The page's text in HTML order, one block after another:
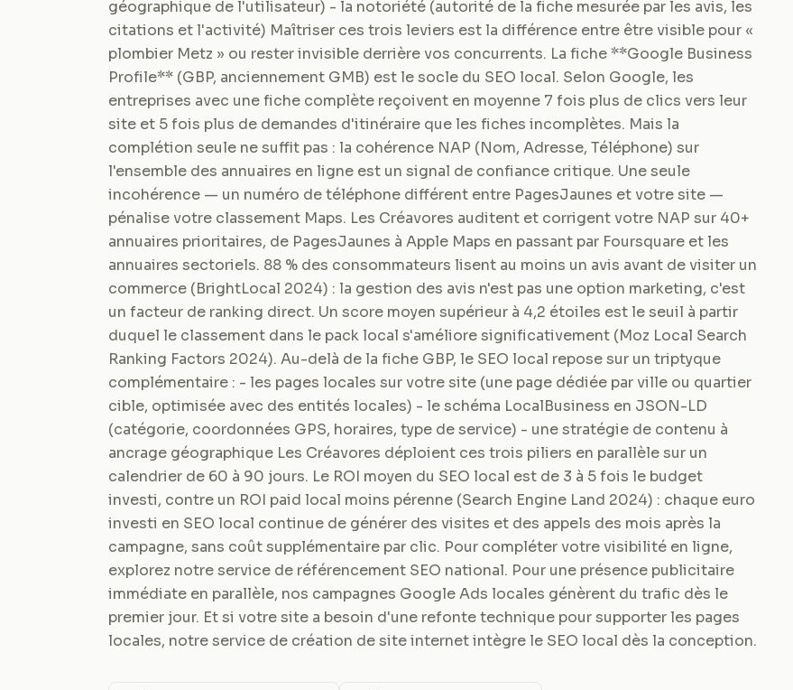
géographique de l'utilisateur) - la notoriété (autorité de la fiche mesurée par les avis, les
citations et l'activité) Maîtriser ces trois leviers est la différence entre être visible pour «
plombier Metz » ou rester invisible derrière vos concurrents. La fiche **Google Business
Profile** (GBP, anciennement GMB) est le socle du SEO local. Selon Google, les
entreprises avec une fiche complète reçoivent en moyenne 7 fois plus de clics vers leur
site et 5 fois plus de demandes d'itinéraire que les fiches incomplètes. Mais la
complétion seule ne suffit pas : la cohérence NAP (Nom, Adresse, Téléphone) sur
l'ensemble des annuaires en ligne est un signal de confiance critique. Une seule
incohérence — un numéro de téléphone différent entre PagesJaunes et votre site —
pénalise votre classement Maps. Les Créavores auditent et corrigent votre NAP sur 40+
annuaires prioritaires, de PagesJaunes à Apple Maps en passant par Foursquare et les
annuaires sectoriels. 88 % des consommateurs lisent au moins un avis avant de visiter un
commerce (BrightLocal 2024) : la gestion des avis n'est pas une option marketing, c'est
un facteur de ranking direct. Un score moyen supérieur à 4,2 étoiles est le seuil à partir
duquel le classement dans le pack local s'améliore significativement (Moz Local Search
Ranking Factors 2024). Au-delà de la fiche GBP, le SEO local repose sur un triptyque
complémentaire : - les pages locales sur votre site (une page dédiée par ville ou quartier
cible, optimisée avec des entités locales) - le schéma LocalBusiness en JSON-LD
(catégorie, coordonnées GPS, horaires, type de service) - une stratégie de contenu à
ancrage géographique Les Créavores déploient ces trois piliers en parallèle sur un
calendrier de 60 à 90 jours. Le ROI moyen du SEO local est de 3 à 5 fois le budget
investi, contre un ROI paid local moins pérenne (Search Engine Land 2024) : chaque euro
investi en SEO local continue de générer des visites et des appels des mois après la
campagne, sans coût supplémentaire par clic. Pour compléter votre visibilité en ligne,
explorez notre service de référencement SEO national. Pour une présence publicitaire
immédiate en parallèle, nos campagnes Google Ads locales génèrent du trafic dès le
premier jour. Et si votre site a besoin d'une refonte technique pour supporter les pages
locales, notre service de création de site internet intègre le SEO local dès la conception.